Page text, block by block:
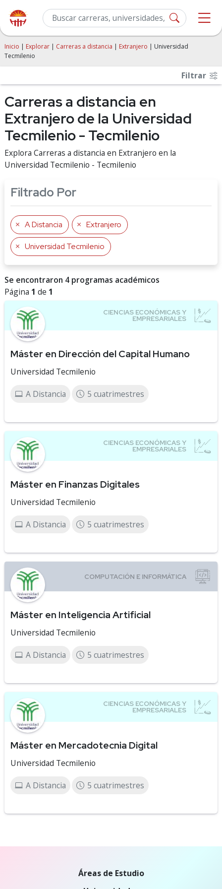
Inicio | Explorar | Carreras a distancia | Extranjero | Universidad
Tecmilenio
Filtrar
Carreras a distancia en
Extranjero de la Universidad
Tecmilenio - Tecmilenio
Explora Carreras a distancia en Extranjero en la
Universidad Tecmilenio - Tecmilenio
Filtrado Por
A Distancia Extranjero
Universidad Tecmilenio
Se encontraron 4 programas académicos
Página 1 de 1
Máster en Dirección del Capital Humano
Universidad Tecmilenio
A Distancia 5 cuatrimestres
Máster en Finanzas Digitales
Universidad Tecmilenio
A Distancia 5 cuatrimestres
Máster en Inteligencia Artificial
Universidad Tecmilenio
A Distancia 5 cuatrimestres
Máster en Mercadotecnia Digital
Universidad Tecmilenio
A Distancia 5 cuatrimestres
Áreas de Estudio